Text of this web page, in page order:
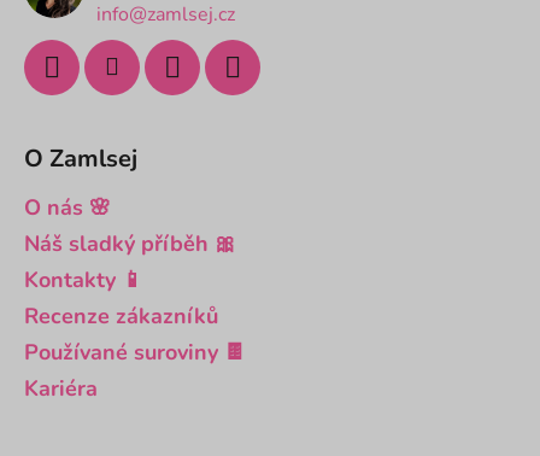
info@zamlsej.cz
O Zamlsej
O nás 🌸
Náš sladký příběh 🎀
Kontakty 📱
Recenze zákazníků
Používané suroviny 🍫
Kariéra